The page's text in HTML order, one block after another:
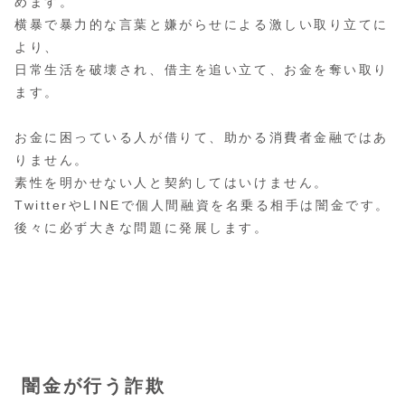
横暴で暴力的な言葉と嫌がらせによる激しい取り立てに
より、
日常生活を破壊され、借主を追い立て、お金を奪い取り
ます。
お金に困っている人が借りて、助かる消費者金融ではあ
りません。
素性を明かせない人と契約してはいけません。
TwitterやLINEで個人間融資を名乗る相手は闇金です。
後々に必ず大きな問題に発展します。
闇金が行う詐欺